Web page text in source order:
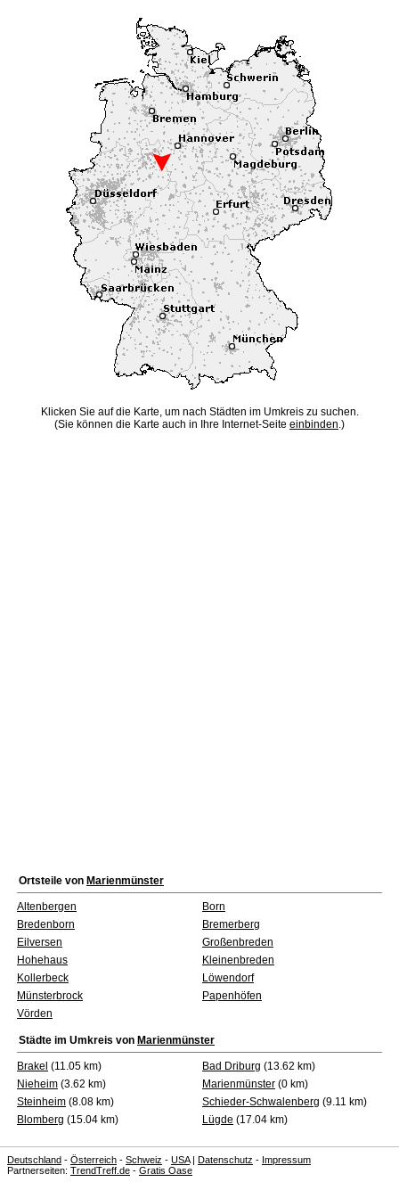
Klicken Sie auf die Karte, um nach Städten im Umkreis zu suchen.
(Sie können die Karte auch in Ihre Internet-Seite einbinden.)
Ortsteile von Marienmünster
Altenbergen
Born
Bredenborn
Bremerberg
Eilversen
Großenbreden
Hohehaus
Kleinenbreden
Kollerbeck
Löwendorf
Münsterbrock
Papenhöfen
Vörden
Städte im Umkreis von Marienmünster
Brakel (11.05 km) Bad Driburg (13.62 km)
Nieheim (3.62 km) Marienmünster (0 km)
Steinheim (8.08 km) Schieder-Schwalenberg (9.11 km)
Blomberg (15.04 km) Lügde (17.04 km)
Deutschland - Österreich - Schweiz - USA| Datenschutz - Impressum
Partnerseiten: TrendTreff.de - Gratis Oase